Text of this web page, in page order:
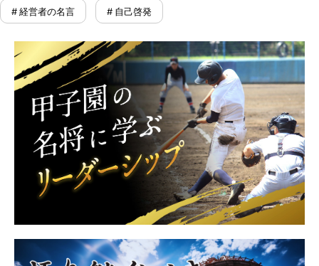
# 経営者の名言 # 自己啓発